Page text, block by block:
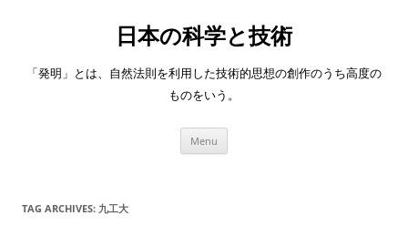
日本の科学と技術
「発明」とは、自然法則を利用した技術的思想の創作のうち高度の
ものをいう。
Menu
TAG ARCHIVES: 九工大